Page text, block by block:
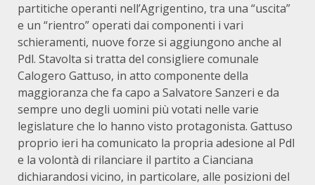
partitiche operanti nell’Agrigentino, tra una “uscita”
e un “rientro” operati dai componenti i vari
schieramenti, nuove forze si aggiungono anche al
Pdl. Stavolta si tratta del consigliere comunale
Calogero Gattuso, in atto componente della
maggioranza che fa capo a Salvatore Sanzeri e da
sempre uno degli uomini più votati nelle varie
legislature che lo hanno visto protagonista. Gattuso
proprio ieri ha comunicato la propria adesione al Pdl
e la volontà di rilanciare il partito a Cianciana
dichiarandosi vicino, in particolare, alle posizioni del